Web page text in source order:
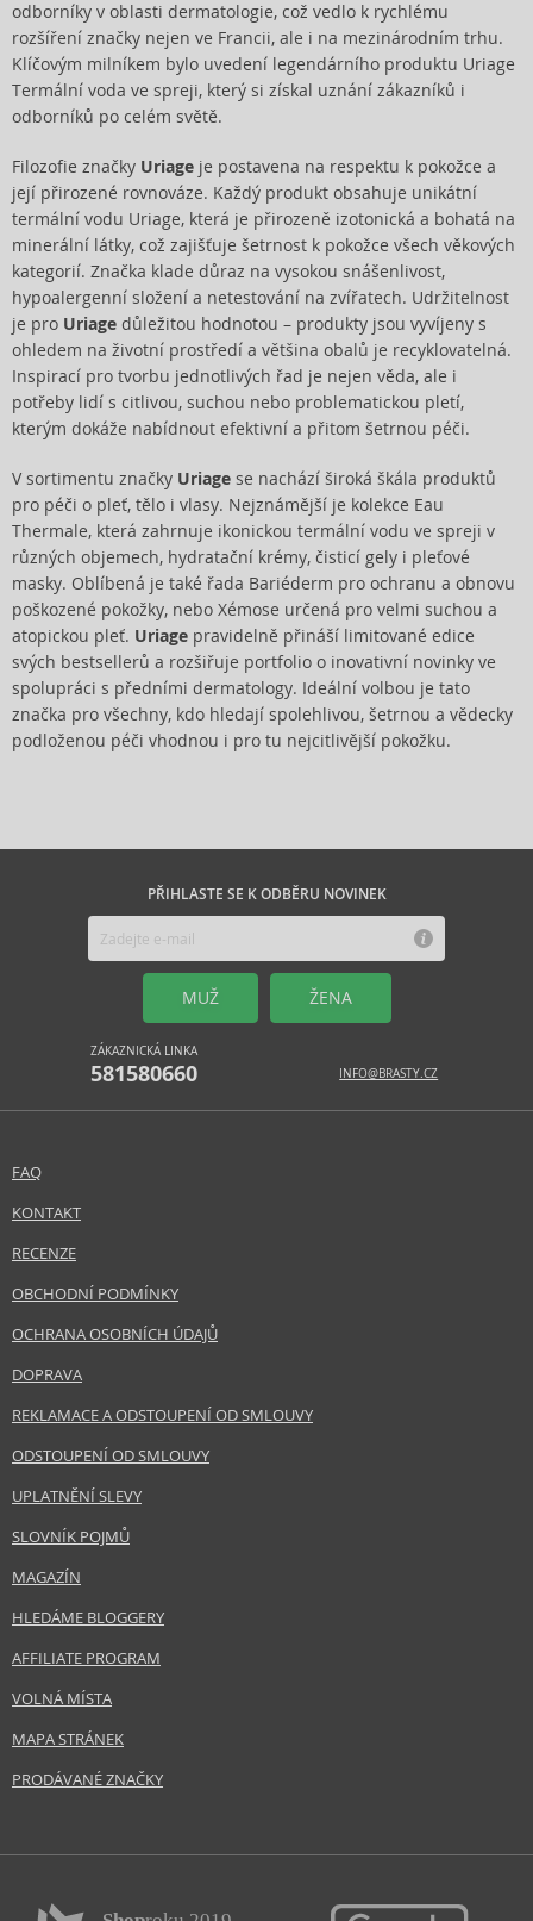
odborníky v oblasti dermatologie, což vedlo k rychlému
rozšíření značky nejen ve Francii, ale i na mezinárodním trhu.
Klíčovým milníkem bylo uvedení legendárního produktu Uriage
Termální voda ve spreji, který si získal uznání zákazníků i
odborníků po celém světě.
Filozofie značky Uriage je postavena na respektu k pokožce a
její přirozené rovnováze. Každý produkt obsahuje unikátní
termální vodu Uriage, která je přirozeně izotonická a bohatá na
minerální látky, což zajišťuje šetrnost k pokožce všech věkových
kategorií. Značka klade důraz na vysokou snášenlivost,
hypoalergenní složení a netestování na zvířatech. Udržitelnost
je pro Uriage důležitou hodnotou – produkty jsou vyvíjeny s
ohledem na životní prostředí a většina obalů je recyklovatelná.
Inspirací pro tvorbu jednotlivých řad je nejen věda, ale i
potřeby lidí s citlivou, suchou nebo problematickou pletí,
kterým dokáže nabídnout efektivní a přitom šetrnou péči.
V sortimentu značky Uriage se nachází široká škála produktů
pro péči o pleť, tělo i vlasy. Nejznámější je kolekce Eau
Thermale, která zahrnuje ikonickou termální vodu ve spreji v
různých objemech, hydratační krémy, čisticí gely i pleťové
masky. Oblíbená je také řada Bariéderm pro ochranu a obnovu
poškozené pokožky, nebo Xémose určená pro velmi suchou a
atopickou pleť. Uriage pravidelně přináší limitované edice
svých bestsellerů a rozšiřuje portfolio o inovativní novinky ve
spolupráci s předními dermatology. Ideální volbou je tato
značka pro všechny, kdo hledají spolehlivou, šetrnou a vědecky
podloženou péči vhodnou i pro tu nejcitlivější pokožku.
PŘIHLASTE SE K ODBĚRU NOVINEK
MUŽ ŽENA
ZÁKAZNICKÁ LINKA
581580660 INFO@BRASTY.CZ
FAQ
KONTAKT
RECENZE
OBCHODNÍ PODMÍNKY
OCHRANA OSOBNÍCH ÚDAJŮ
DOPRAVA
REKLAMACE A ODSTOUPENÍ OD SMLOUVY
ODSTOUPENÍ OD SMLOUVY
UPLATNĚNÍ SLEVY
SLOVNÍK POJMŮ
MAGAZÍN
HLEDÁME BLOGGERY
AFFILIATE PROGRAM
VOLNÁ MÍSTA
MAPA STRÁNEK
PRODÁVANÉ ZNAČKY